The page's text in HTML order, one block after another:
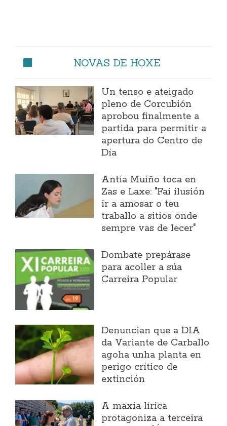
NOVAS DE HOXE
Un tenso e ateigado
pleno de Corcubión
aprobou finalmente a
partida para permitir a
apertura do Centro de
Día
Antía Muíño toca en
Zas e Laxe: "Fai ilusión
ir a amosar o teu
traballo a sitios onde
sempre vas de lecer"
Dombate prepárase
para acoller a súa
Carreira Popular
Denuncian que a DIA
da Variante de Carballo
agoha unha planta en
perigo crítico de
extinción
A maxia lírica
protagoniza a terceira